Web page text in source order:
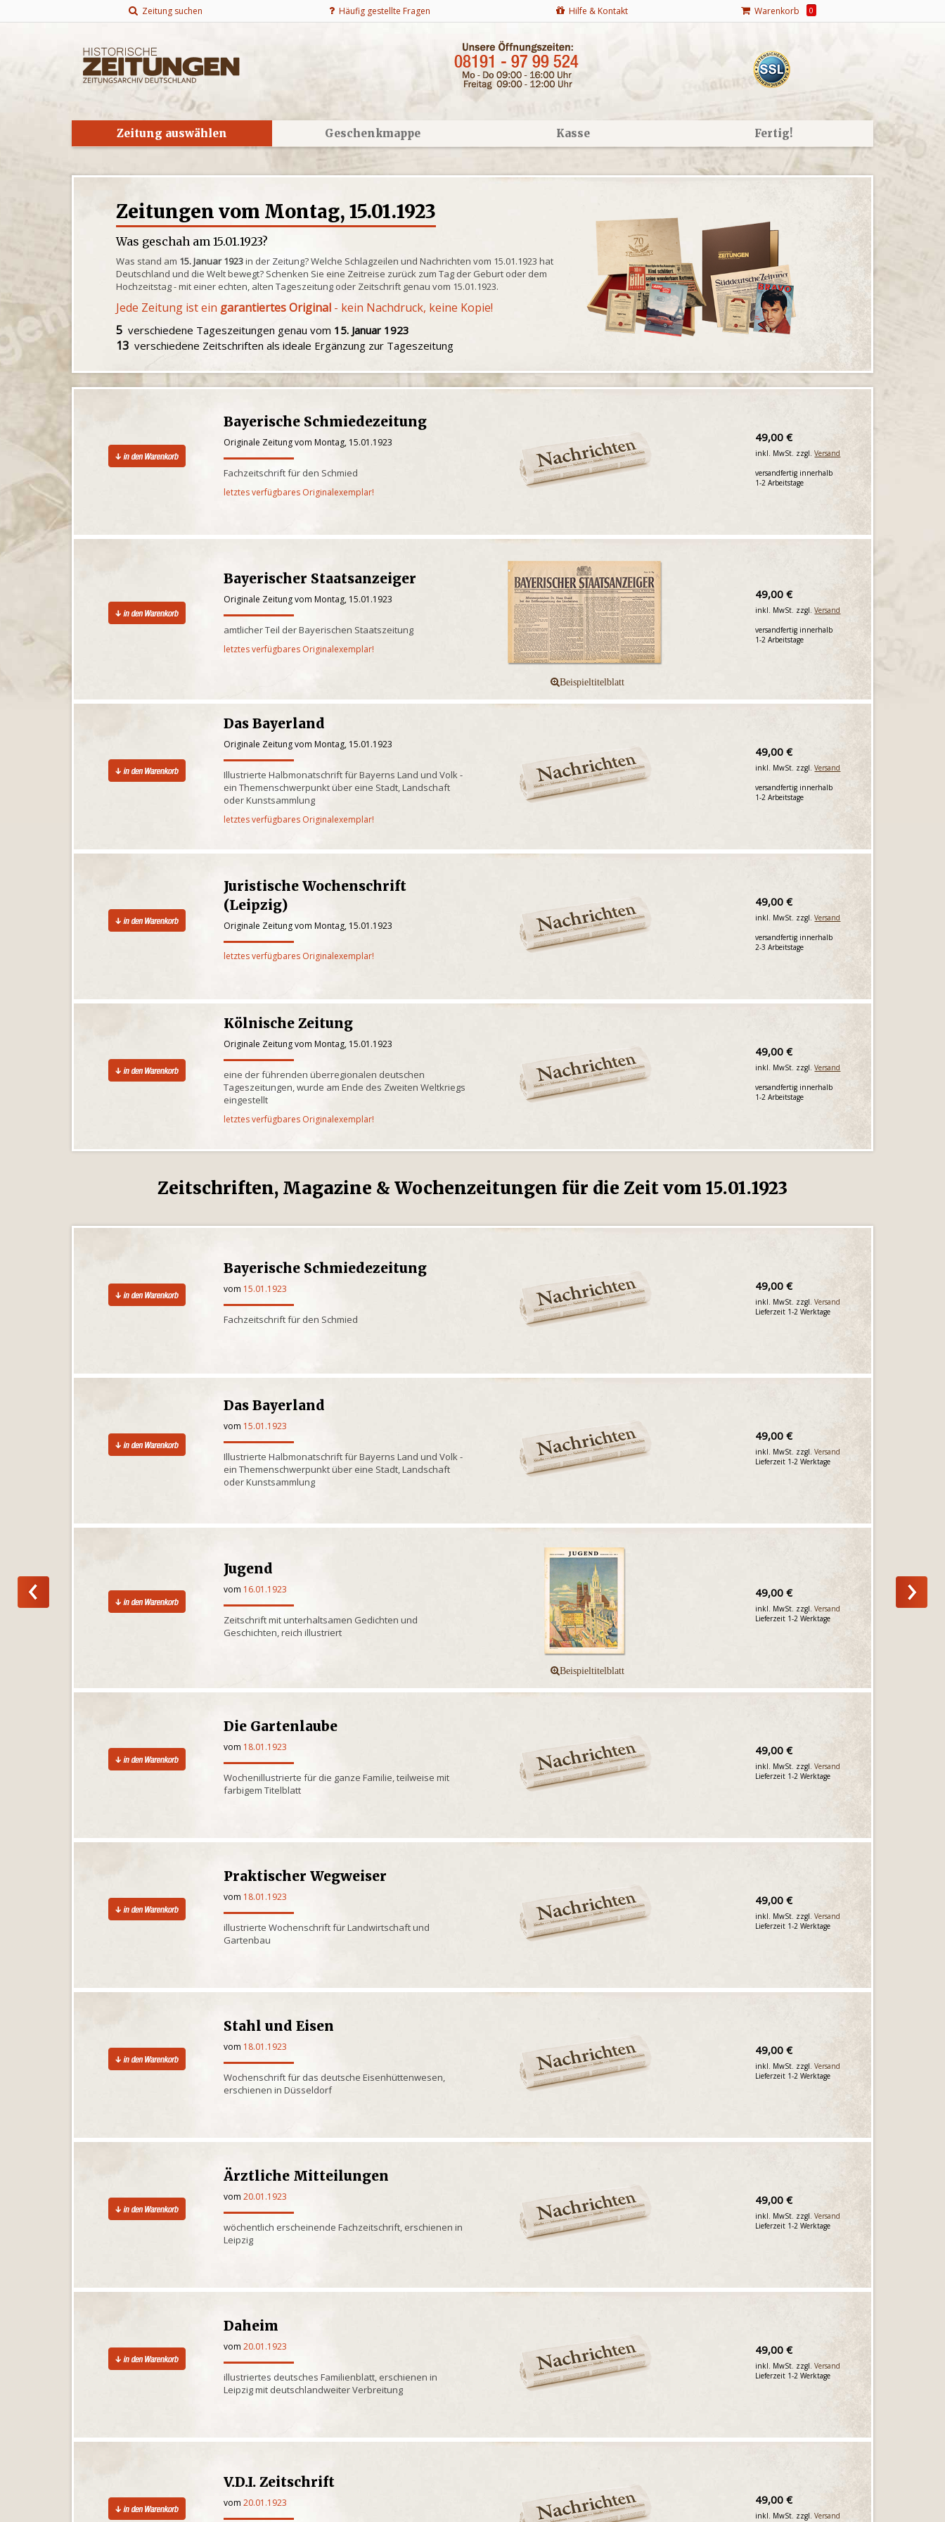
Zeitung suchen Häufig gestellte Fragen Hilfe & Kontakt Warenkorb 0
Zeitung auswählen Geschenkmappe Kasse Fertig!
Zeitungen vom Montag, 15.01.1923
Was geschah am 15.01.1923?
Was stand am 15. Januar 1923in der Zeitung? Welche Schlagzeilen und Nachrichten vom 15.01.1923 hat
Deutschland und die Welt bewegt? Schenken Sie eine Zeitreise zurück zum Tag der Geburt oder dem
Hochzeitstag - mit einer echten, alten Tageszeitung oder Zeitschrift genau vom 15.01.1923.
Jede Zeitung ist ein garantiertes Original - kein Nachdruck, keine Kopie!
5 verschiedene Tageszeitungen genau vom 15. Januar 1923
13 verschiedene Zeitschriften als ideale Ergänzung zur Tageszeitung
Bayerische Schmiedezeitung
Originale Zeitung vom Montag, 15.01.1923
Fachzeitschrift für den Schmied
letztes verfügbares Originalexemplar!
49,00 €
inkl. MwSt. zzgl.Versand
versandfertig innerhalb
1-2 Arbeitstage
Bayerischer Staatsanzeiger
Originale Zeitung vom Montag, 15.01.1923
amtlicher Teil der Bayerischen Staatszeitung
letztes verfügbares Originalexemplar!
49,00 €
inkl. MwSt. zzgl.Versand
versandfertig innerhalb
1-2 Arbeitstage
Das Bayerland
Originale Zeitung vom Montag, 15.01.1923
Illustrierte Halbmonatschrift für Bayerns Land und Volk -
ein Themenschwerpunkt über eine Stadt, Landschaft
oder Kunstsammlung
letztes verfügbares Originalexemplar!
49,00 €
inkl. MwSt. zzgl.Versand
versandfertig innerhalb
1-2 Arbeitstage
Juristische Wochenschrift
(Leipzig)
Originale Zeitung vom Montag, 15.01.1923
letztes verfügbares Originalexemplar!
49,00 €
inkl. MwSt. zzgl.Versand
versandfertig innerhalb
2-3 Arbeitstage
Kölnische Zeitung
Originale Zeitung vom Montag, 15.01.1923
eine der führenden überregionalen deutschen
Tageszeitungen, wurde am Ende des Zweiten Weltkriegs
eingestellt
letztes verfügbares Originalexemplar!
49,00 €
inkl. MwSt. zzgl.Versand
versandfertig innerhalb
1-2 Arbeitstage
Zeitschriften, Magazine & Wochenzeitungen für die Zeit vom 15.01.1923
Bayerische Schmiedezeitung
vom 15.01.1923
Fachzeitschrift für den Schmied
49,00 €
inkl. MwSt. zzgl.Versand
Lieferzeit 1-2 Werktage
Das Bayerland
vom 15.01.1923
Illustrierte Halbmonatschrift für Bayerns Land und Volk -
ein Themenschwerpunkt über eine Stadt, Landschaft
oder Kunstsammlung
49,00 €
inkl. MwSt. zzgl.Versand
Lieferzeit 1-2 Werktage
Jugend
vom 16.01.1923
Zeitschrift mit unterhaltsamen Gedichten und
Geschichten, reich illustriert
49,00 €
inkl. MwSt. zzgl.Versand
Lieferzeit 1-2 Werktage
Die Gartenlaube
vom 18.01.1923
Wochenillustrierte für die ganze Familie, teilweise mit
farbigem Titelblatt
49,00 €
inkl. MwSt. zzgl.Versand
Lieferzeit 1-2 Werktage
Praktischer Wegweiser
vom 18.01.1923
illustrierte Wochenschrift für Landwirtschaft und
Gartenbau
49,00 €
inkl. MwSt. zzgl.Versand
Lieferzeit 1-2 Werktage
Stahl und Eisen
vom 18.01.1923
Wochenschrift für das deutsche Eisenhüttenwesen,
erschienen in Düsseldorf
49,00 €
inkl. MwSt. zzgl.Versand
Lieferzeit 1-2 Werktage
Ärztliche Mitteilungen
vom20.01.1923
wöchentlich erscheinende Fachzeitschrift, erschienen in
Leipzig
49,00 €
inkl. MwSt. zzgl.Versand
Lieferzeit 1-2 Werktage
Daheim
vom20.01.1923
illustriertes deutsches Familienblatt, erschienen in
Leipzig mit deutschlandweiter Verbreitung
49,00 €
inkl. MwSt. zzgl.Versand
Lieferzeit 1-2 Werktage
V.D.I. Zeitschrift
vom20.01.1923 49,00 €
inkl. MwSt. zzgl.Versand